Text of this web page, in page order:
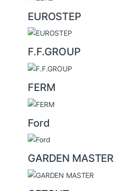
EUROSTEP
F.F.GROUP
FERM
Ford
GARDEN MASTER